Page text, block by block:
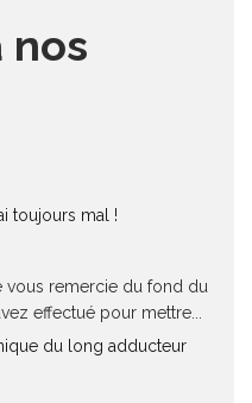
nos
toujours mal !
vous remercie du fond du
effectué pour mettre...
du long adducteur